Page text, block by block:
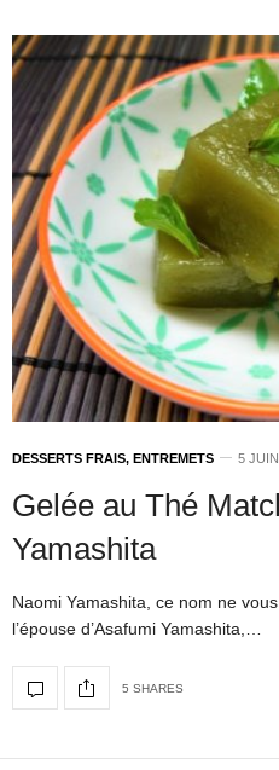
DESSERTS FRAIS, ENTREMETS 5
Gelée au Thé
Yamashita
Naomi Yamashita, ce nom ne
l’épouse d’Asafumi Yamashita,…
5 SHARES